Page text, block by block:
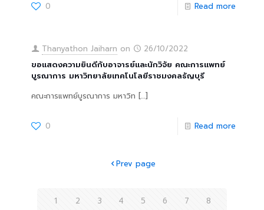
0 Read more
Thanyathon Jaiharn on
26/10/2022
ขอแสดงความยินดีกับอาจารย์และนักวิจัย คณะการแพทย์
บูรณาการ มหาวิทยาลัยเทคโนโลยีราชมงคลธัญบุรี
คณะการแพทย์บูรณาการ มหาวิท […]
0 Read more
Prev page
1 2 3 4 5 6 7 8